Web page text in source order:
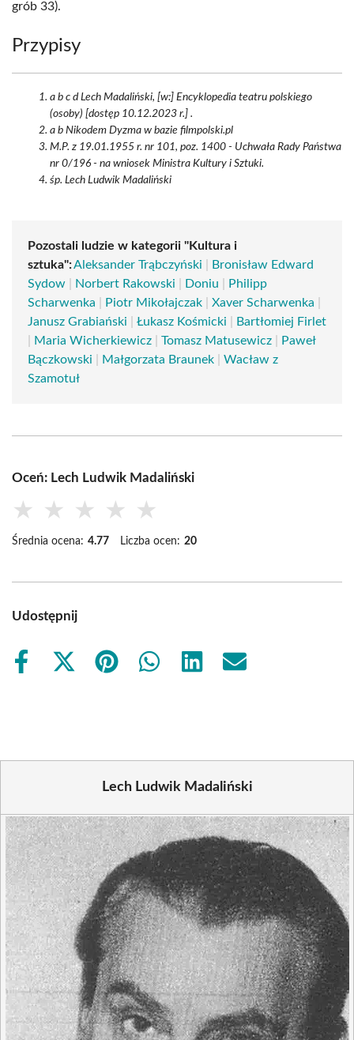
grób 33).
Przypisy
a b c d Lech Madaliński, [w:] Encyklopedia teatru polskiego
(osoby) [dostęp 10.12.2023 r.] .
a b Nikodem Dyzma w bazie filmpolski.pl
M.P. z 19.01.1955 r. nr 101, poz. 1400 - Uchwała Rady Państwa
nr 0/196 - na wniosek Ministra Kultury i Sztuki.
śp. Lech Ludwik Madaliński
Pozostali ludzie w kategorii "Kultura i
sztuka":Aleksander Trąbczyński
Bronisław Edward
Sydow
Norbert Rakowski Doniu
Philipp
Scharwenka
Piotr Mikołajczak Xaver Scharwenka
Janusz Grabiański
Łukasz Kośmicki
Bartłomiej Firlet
Maria Wicherkiewicz Tomasz Matusewicz
Paweł
Bączkowski
Małgorzata Braunek
Wacław z
Szamotuł
Oceń: Lech Ludwik Madaliński
★ ★ ★ ★ ★
Średnia ocena: 4.77 Liczba ocen: 20
Udostępnij
Share
Share
Share
Share
Share
Share
Lech Ludwik Madaliński